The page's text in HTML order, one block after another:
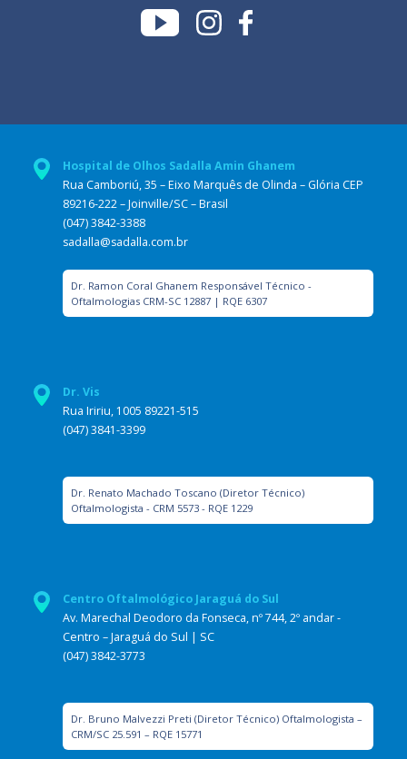
Hospital de Olhos Sadalla Amin Ghanem
Rua Camboriú, 35 – Eixo Marquês de Olinda – Glória CEP
89216-222 – Joinville/SC – Brasil
(047) 3842-3388
sadalla@sadalla.com.br
Dr. Ramon Coral Ghanem Responsável Técnico -
Oftalmologias CRM-SC 12887 | RQE 6307
Dr. Vis
Rua Iririu, 1005 89221-515
(047) 3841-3399
Dr. Renato Machado Toscano (Diretor Técnico)
Oftalmologista - CRM 5573 - RQE 1229
Centro Oftalmológico Jaraguá do Sul
Av. Marechal Deodoro da Fonseca, nº 744, 2º andar -
Centro – Jaraguá do Sul | SC
(047) 3842-3773
Dr. Bruno Malvezzi Preti (Diretor Técnico) Oftalmologista –
CRM/SC 25.591 – RQE 15771